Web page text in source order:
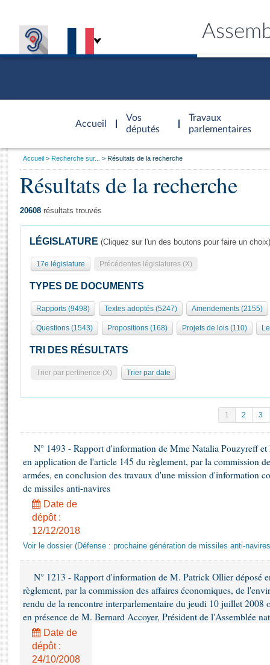
Accueil
d'accueil
Vos
députés
Travaux
parlementaires
Présidence
577 députés
Groupes politiques
Séance publique
Commissions et autres organes
Europe et International
Pétitions
Projets de loi
Propositions de loi
Amendements
Textes adoptés
Rapports d'information
Rapports d'enquête
Rapports sur l'application des lois
Baromètre de l’application des lois
Dossiers législatifs
Budget et sécurité sociale
Questions écrites et orales
Général
Rôle et pouvoirs de l'Assemblée
Organisation de l'Assemblée
Présidence Conférence des Présidents Bureau Collège des
Statistiques et chiffres clés
Histoire
Juniors
Anciennes législatures
Liens vers les sites publics
Visiter l'Assemblée
Visite virtuelle du palais Bourbon
Assister à une séance
Contacts et plan d'accès
Photos libres de droit
Vous
Accueil Recherche sur... Résultats de la recherche
Résultats de la recherche
20608 résultats trouvés
LÉGISLATURE (Cliquez sur l'un des boutons pour faire un choix)
17e législature Précédentes législatures (X)
TYPES DE DOCUMENTS
Rapports (9498) Textes adoptés (5247) Amendements (2155)
Questions (1543) Propositions (168) Projets de lois (110)
TRI DES RÉSULTATS
Trier par pertinence (X) Trier par date
1 2 3
N° 1493 - Rapport d'information de Mme Natalia Pouzyreff
en application de l'article 145 du règlement, par la commission
armées, en conclusion des travaux d'une mission d'information
de missiles anti-navires
Date de
dépôt :
12/12/2018
Voir le dossier (Défense : prochaine génération de missiles anti-
N° 1213 - Rapport d'information de M. Patrick Ollier déposé
règlement, par la commission des affaires économiques, de
rendu de la rencontre interparlementaire du jeudi 10 juillet 2008
en présence de M. Bernard Accoyer, Président de l'Assemblée
Date de
dépôt :
24/10/2008